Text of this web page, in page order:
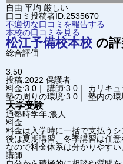
自由 平均 厳しい
口コミ投稿者ID:2535670
不適切な口コミを報告する
本校の口コミを見る
松江予備校本校 の評
総合評価
3.50
投稿:2022 保護者
料金:3.0｜ 講師:3.0｜ カリキ
塾の周りの環境:3.0｜ 塾内の
大学受験
通塾時学年:浪人
料金
料金は入学時に一括で支払うシ
後は夏期講習、冬季講習は任
なので料金体系は分かりやすい
講師